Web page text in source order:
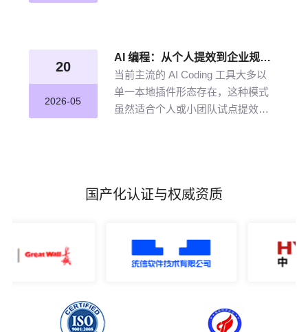
推理能力，打造企业级智能决策新
引擎，赋能企业沉淀高质量的知识
并应用。
20
2026-05
AI 编程：从个人提效到企业规模化落地的破局之道
当前主流的 AI Coding 工具大多以
单一本地插件形态存在，这种模式
虽然适合个人或小团队试点提效，
国产化认证与权威资质